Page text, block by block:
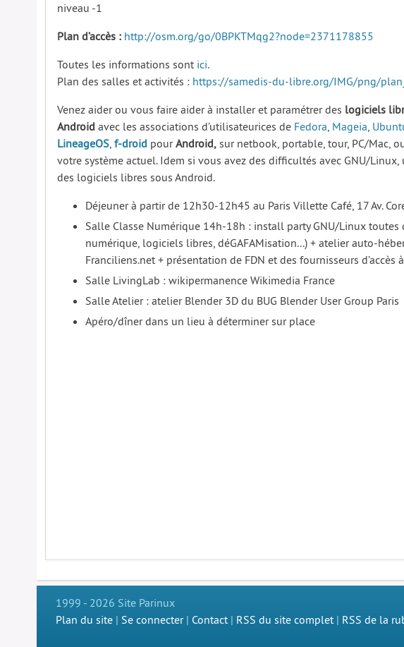
niveau -1
Plan d’accès : http://osm.org/go/0BPKTMqg2?node=2371178855
Toutes les informations sont ici.
Plan des salles et activités : https://samedis-du-libre.org/IMG/png/
Venez aider ou vous faire aider à installer et paramétrer des logiciels
Android avec les associations d’utilisateurices de Fedora, Mageia,
LineageOS, f-droid pourAndroid, sur netbook, portable, tour, PC/Mac,
votre système actuel. Idem si vous avez des difficultés avec GNU/
des logiciels libres sous Android.
Déjeuner à partir de 12h30-12h45 au Paris Villette Café, 17 Av.
Salle Classe Numérique 14h-18h : install party GNU/Linux
numérique, logiciels libres, déGAFAMisation...) + atelier auto-
Franciliens.net + présentation de FDN et des fournisseurs d’accès
Salle LivingLab : wikipermanence Wikimedia France
Salle Atelier : atelier Blender 3D du BUG Blender User Group Paris
Apéro/dîner dans un lieu à déterminer sur place
1999 - 2026 Site Parinux
Plan du site | Se connecter| Contact | RSS du site complet | RSS de la